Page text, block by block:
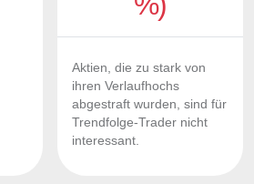
Aktien, die zu stark von
ihren Verlaufhochs
abgestraft wurden, sind für
Trendfolge-Trader nicht
interessant.